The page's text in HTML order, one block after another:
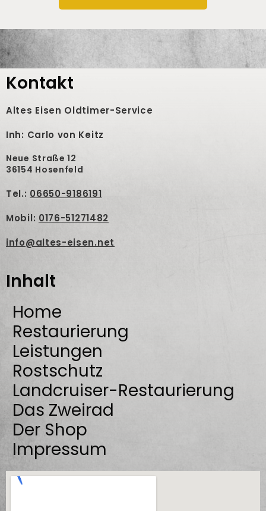
Kontakt
Altes Eisen Oldtimer-Service
Inh: Carlo von Keitz
Neue Straße 12
36154 Hosenfeld
Tel.: 06650-9186191
Mobil: 0176-51271482
info@altes-eisen.net
Inhalt
Home
Restaurierung
Leistungen
Rostschutz
Landcruiser-Restaurierung
Das Zweirad
Der Shop
Impressum